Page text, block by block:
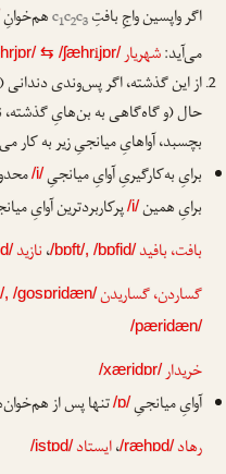
اگر واپسین واجِ بافتِ
c1c2c3 هم‌خوانِ
می‌آید:شهریار ⇆ /ʃæhrijɒr/
از این گذشته، اگر پس‌وندی دندانی (
حال (و گاه‌گاهی به بن‌هایِ گذشته،
بچسبد، آواهایِ میانجیِ زیر به کار
برایِ به‌کارگیریِ آوایِ میانجیِ/i/
برایِ همین/i/پرکاربردترین آوایِ
بافت، بافید /bɒft/, /bɒfid/،نازید
گساردن، گساریدن/gosɒridæn/
/pæridæn/
خریدار/xæridɒr/
آوایِ میانجیِ/ɒ/تنها پس از
رهاد /ræhɒd/،ایستاد /istɒd/